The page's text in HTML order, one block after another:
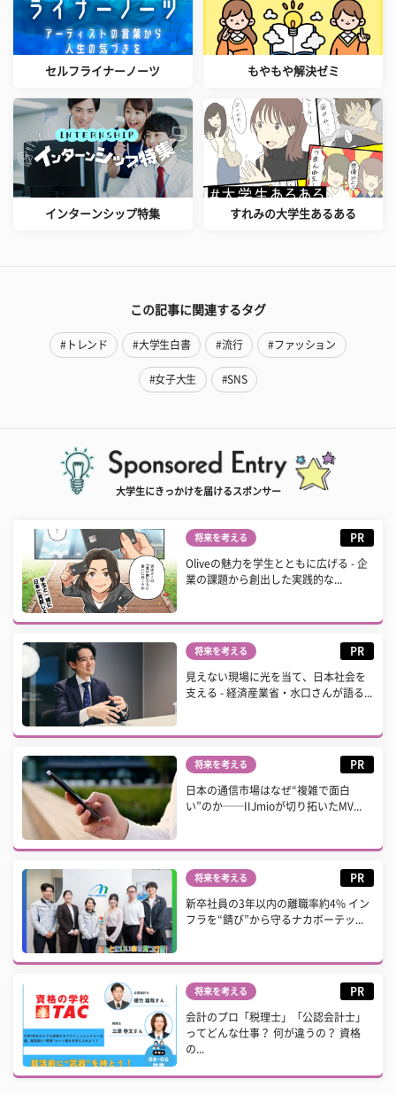
セルフライナーノーツ もやもや解決ゼミ
インターンシップ特集 すれみの大学生あるある
この記事に関連するタグ
#トレンド #大学生白書 #流行 #ファッション
#女子大生 #SNS
大学生にきっかけを届けるスポンサー
将来を考える PR
Oliveの魅力を学生とともに広げる - 企
業の課題から創出した実践的な...
将来を考える PR
見えない現場に光を当て、日本社会を
支える - 経済産業省・水口さんが語る...
将来を考える PR
日本の通信市場はなぜ“複雑で面白
い”のか──IIJmioが切り拓いたMV...
将来を考える PR
新卒社員の3年以内の離職率約4% イン
フラを“錆び”から守るナカボーテッ...
将来を考える PR
会計のプロ「税理士」「公認会計士」
ってどんな仕事？ 何が違うの？ 資格
の...